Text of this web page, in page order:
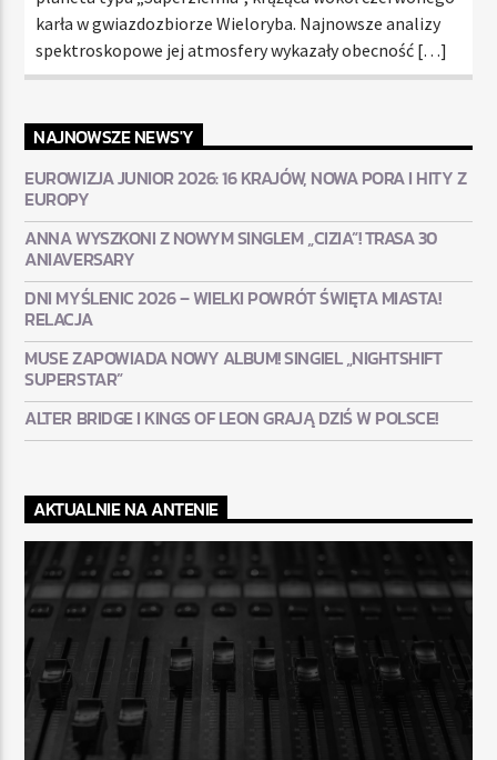
karła w gwiazdozbiorze Wieloryba. Najnowsze analizy
spektroskopowe jej atmosfery wykazały obecność […]
NAJNOWSZE NEWS'Y
EUROWIZJA JUNIOR 2026: 16 KRAJÓW, NOWA PORA I HITY Z
EUROPY
ANNA WYSZKONI Z NOWYM SINGLEM „CIZIA”! TRASA 30
ANIAVERSARY
DNI MYŚLENIC 2026 – WIELKI POWRÓT ŚWIĘTA MIASTA!
RELACJA
MUSE ZAPOWIADA NOWY ALBUM! SINGIEL „NIGHTSHIFT
SUPERSTAR”
ALTER BRIDGE I KINGS OF LEON GRAJĄ DZIŚ W POLSCE!
AKTUALNIE NA ANTENIE